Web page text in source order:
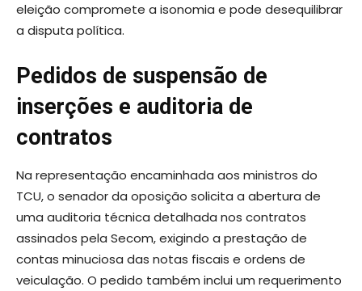
eleição compromete a isonomia e pode desequilibrar
a disputa política.
Pedidos de suspensão de
inserções e auditoria de
contratos
Na representação encaminhada aos ministros do
TCU, o senador da oposição solicita a abertura de
uma auditoria técnica detalhada nos contratos
assinados pela Secom, exigindo a prestação de
contas minuciosa das notas fiscais e ordens de
veiculação. O pedido também inclui um requerimento